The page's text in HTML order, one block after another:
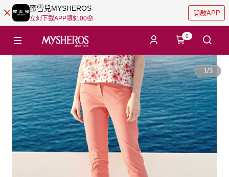
蜜雪兒MYSHEROS
立刻下載APP領$100🤑
開啟APP
0
1/3